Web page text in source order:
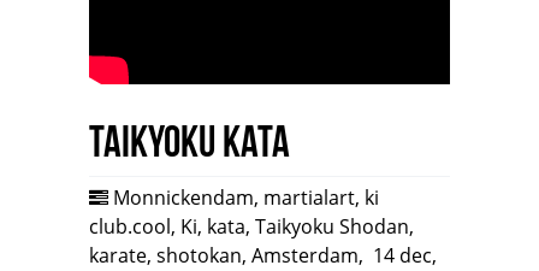
Taikyoku Kata
Monnickendam, martialart, ki
club.cool, Ki, kata, Taikyoku Shodan,
karate, shotokan, Amsterdam, 14 dec,